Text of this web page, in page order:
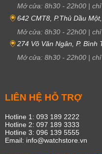
Mở cửa: 8h30 - 22h00 |
642 CMT8, P.Thủ Dầu
Mở cửa: 8h30 - 22h00 |
274 Võ Văn Ngân, P. Bình
Mở cửa: 8h30 - 22h00 |
LIÊN HỆ HỖ TRỢ
Hotline 1: 093 189 2222
Hotline 2: 097 189 3333
Hotline 3: 096 139 5555
Email: info@watchstore.vn